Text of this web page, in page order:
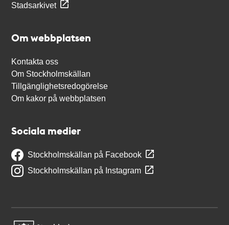
Stadsarkivet
Om webbplatsen
Kontakta oss
Om Stockholmskällan
Tillgänglighetsredogörelse
Om kakor på webbplatsen
Sociala medier
Stockholmskällan på Facebook
Stockholmskällan på Instagram